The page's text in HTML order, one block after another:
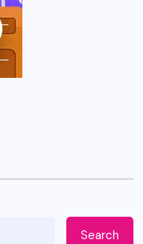
Search